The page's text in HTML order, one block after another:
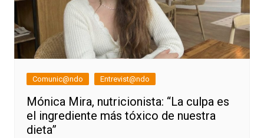
Comunic@ndo Entrevist@ndo
Mónica Mira, nutricionista: “La culpa es
el ingrediente más tóxico de nuestra
dieta”